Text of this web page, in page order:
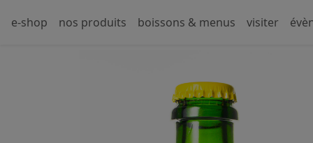
e-shop nos produits boissons & menus visiter